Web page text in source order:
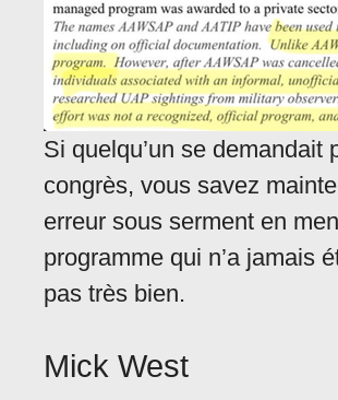
Si quelqu’un se demandait
congrès, vous savez
erreur sous serment en
programme qui n’a jamais
pas très bien.
Mick West